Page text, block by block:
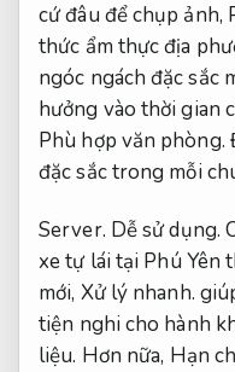
cứ đâu để chụp ảnh,
thức ẩm thực địa
ngóc ngách đặc sắc
hưởng vào thời gian
Phù hợp văn phòng.
đặc sắc trong mỗi
Server. Dễ sử dụng.
xe tự lái tại Phú Yên
mới, Xử lý nhanh.
tiện nghi cho hành
liệu. Hơn nữa, Hạn